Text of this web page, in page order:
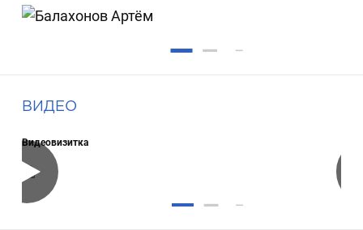
ВИДЕО
Видеовизитка